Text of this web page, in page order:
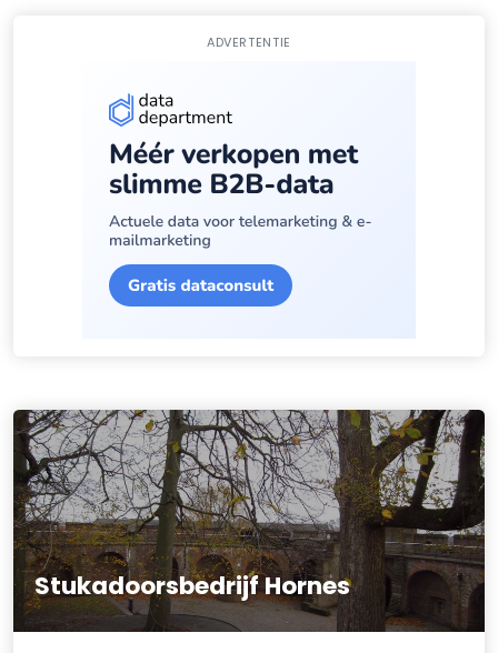
ADVERTENTIE
Stukadoorsbedrijf Hornes